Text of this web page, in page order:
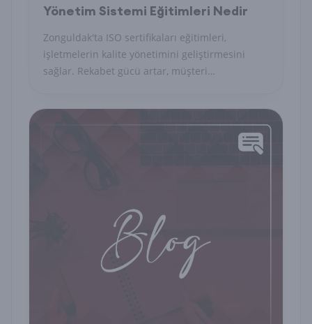
Yönetim Sistemi Eğitimleri Nedir
Zonguldak'ta ISO sertifikaları eğitimleri,
işletmelerin kalite yönetimini geliştirmesini
sağlar. Rekabet gücü artar, müşteri